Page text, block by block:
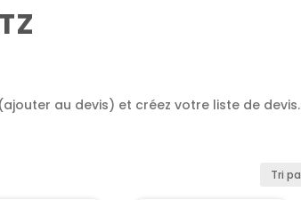
au devis) et créez votre liste de devis.